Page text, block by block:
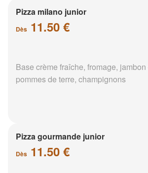
Pizza milano junior
Dès 11.50 €
Base crème fraîche, fromage,
pommes de terre, champignons
Pizza gourmande junior
Dès 11.50 €